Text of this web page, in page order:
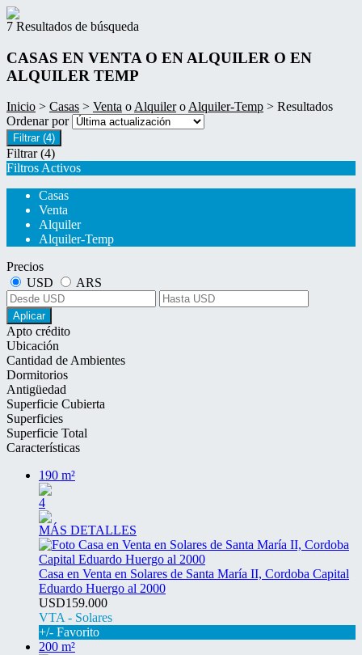
7 Resultados de búsqueda
CASAS EN VENTA O EN ALQUILER O EN
ALQUILER TEMP
Inicio > Casas > Venta oAlquileroAlquiler-Temp > Resultados
Ordenar por
Filtrar (4)
Filtrar (4)
Filtros Activos
Casas
Venta
Alquiler
Alquiler-Temp
Precios
USD
ARS
Aplicar
Apto crédito
Ubicación
Cantidad de Ambientes
Dormitorios
Antigüedad
Superficie Cubierta
Superficies
Superficie Total
Características
190 m²
4
MÁS DETALLES
Casa en Venta en Solares de Santa María II, Cordoba Capital
Eduardo Huergo al 2000
USD159.000
VTA - Solares
+/- Favorito
200 m²